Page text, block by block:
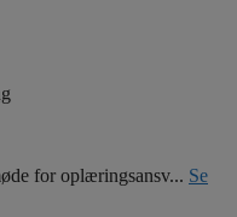
for oplæringsansv... Se